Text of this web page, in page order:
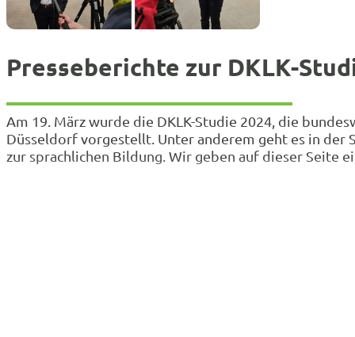
Presseberichte zur DKLK-
Am 19. März wurde die DKLK-Studie 2024, die
Düsseldorf vorgestellt. Unter anderem geht es in
zur sprachlichen Bildung. Wir geben auf dieser Seite